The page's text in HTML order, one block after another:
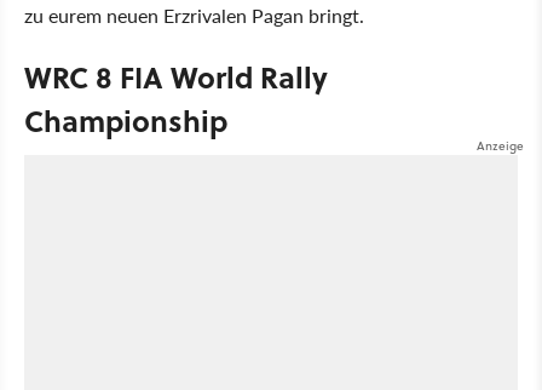
zu eurem neuen Erzrivalen Pagan bringt.
WRC 8 FIA World Rally
Championship